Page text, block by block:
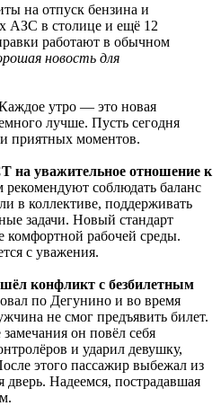
на отпуск бензина и
АЗС в столице и ещё 12
работают в обычном
новость для
утро — это новая
лучше. Пусть сегодня
приятных моментов.
на уважительное отношение к
рекомендуют соблюдать баланс
в коллективе, поддерживать
задачи. Новый стандарт
комфортной рабочей среды.
с уважения.
конфликт с безбилетным
по Дегунино и во время
не смог предъявить билет.
он повёл себя
и ударил девушку,
этого пассажир выбежал из
дверь. Надеемся, пострадавшая